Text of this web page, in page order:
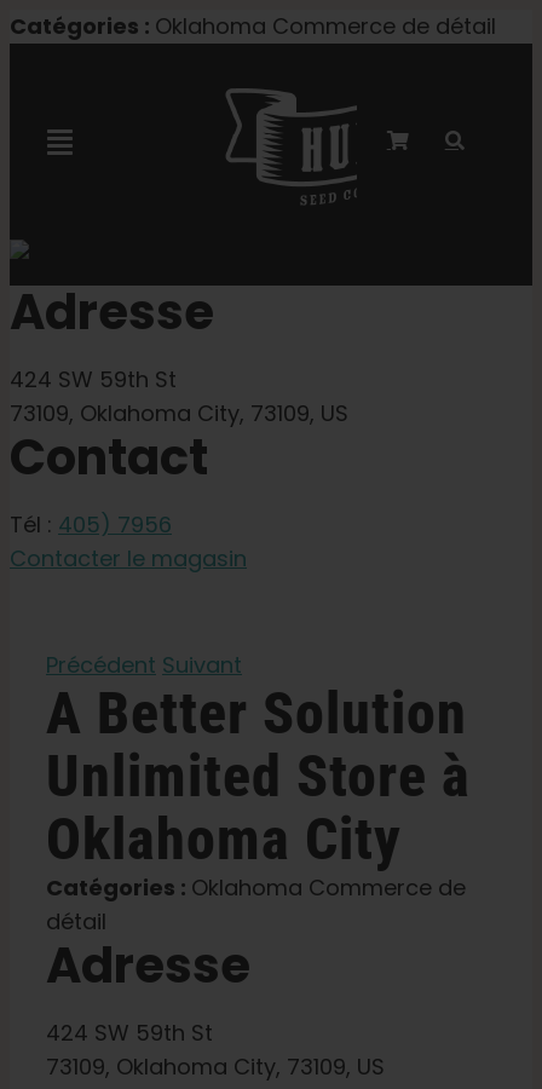
Skip
Catégories : Oklahoma Commerce de détail
Toggle
Semences féminisées
Graines Autoflower
Semences triploïdes
Graines de jardin
Presse
A propos de
Chasse au phéno
Préserver le patrimoine génétique des
Contact
Adresse
424 SW 59th St
73109, Oklahoma City, 73109, US
Contact
Tél : 405) 7956
Contacter le magasin
Précédent Suivant
A Better Solution
Unlimited Store à
Oklahoma City
Catégories : Oklahoma Commerce de
détail
Adresse
424 SW 59th St
73109, Oklahoma City, 73109, US